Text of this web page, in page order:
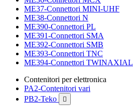
ME37-Connettori MINI-UHF
ME38-Connettori N
ME390-Connettori PL
ME391-Connettori SMA
ME392-Connettori SMB
ME393-Connettori TNC
ME394-Connettori TWINAXIAL
Contenitori per elettronica
PA2-Contenitori vari
PB2-Teko
